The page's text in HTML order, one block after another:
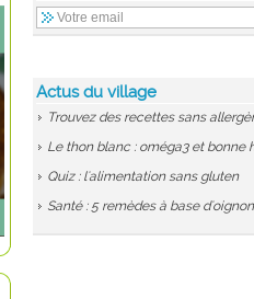
Actus du village
Trouvez des recettes sans
Le thon blanc : oméga3 et bonne
Quiz : l'alimentation sans gluten
Santé : 5 remèdes à base d'oignon